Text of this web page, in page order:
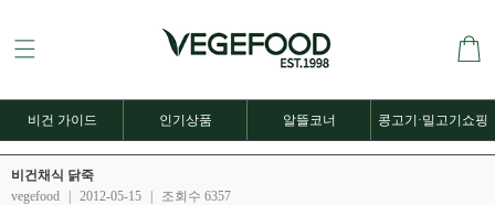
비건 가이드 인기상품 알뜰코너 콩고기·밀고기쇼핑
비건채식 닭죽
vegefood
2012-05-15 조회수 6357